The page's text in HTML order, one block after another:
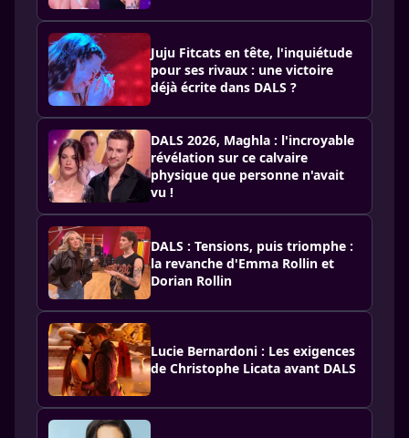
Juju Fitcats en tête, l'inquiétude
pour ses rivaux : une victoire
déjà écrite dans DALS ?
DALS 2026, Maghla : l'incroyable
révélation sur ce calvaire
physique que personne n'avait
vu !
DALS : Tensions, puis triomphe :
la revanche d'Emma Rollin et
Dorian Rollin
Lucie Bernardoni : Les exigences
de Christophe Licata avant DALS